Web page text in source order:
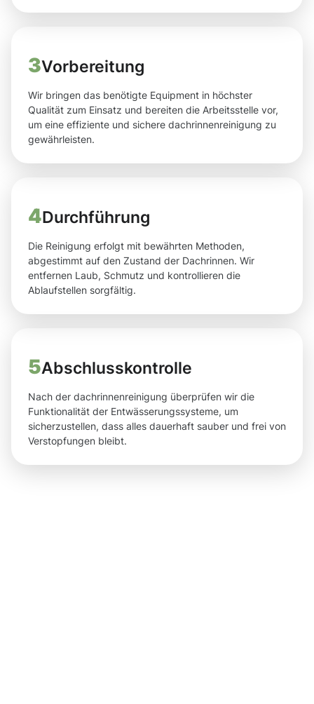
3Vorbereitung
Wir bringen das benötigte Equipment in höchster
Qualität zum Einsatz und bereiten die Arbeitsstelle vor,
um eine effiziente und sichere dachrinnenreinigung zu
gewährleisten.
4Durchführung
Die Reinigung erfolgt mit bewährten Methoden,
abgestimmt auf den Zustand der Dachrinnen. Wir
entfernen Laub, Schmutz und kontrollieren die
Ablaufstellen sorgfältig.
5Abschlusskontrolle
Nach der dachrinnenreinigung überprüfen wir die
Funktionalität der Entwässerungssysteme, um
sicherzustellen, dass alles dauerhaft sauber und frei von
Verstopfungen bleibt.